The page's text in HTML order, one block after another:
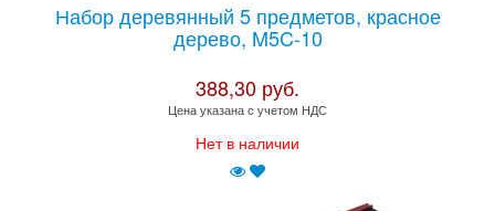
Набор деревянный 5 предметов, красное
дерево, M5C-10
388,30 руб.
Цена указана с учетом НДС
Нет в наличии